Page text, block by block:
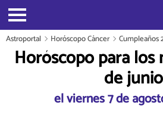
Astroportal Horóscopo Cáncer Cumpleaños
Horóscopo para los
de junio
el viernes 7 de